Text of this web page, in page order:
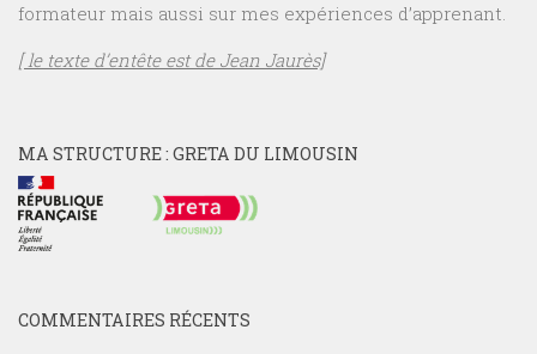
formateur mais aussi sur mes expériences d’apprenant.
[ le texte d’entête est de Jean Jaurès]
MA STRUCTURE : GRETA DU LIMOUSIN
COMMENTAIRES RÉCENTS